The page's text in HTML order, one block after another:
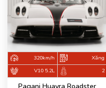
320km/h
Xăng
V10 5.2L
2